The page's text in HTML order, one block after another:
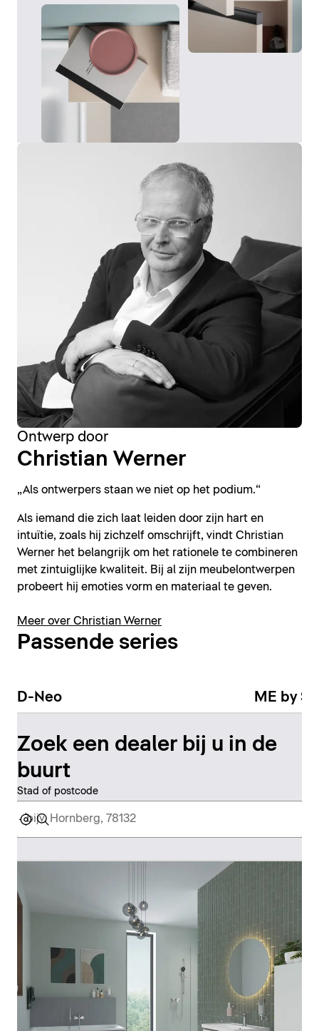
Ontwerp door
Christian Werner
„Als ontwerpers staan we niet op het podium.“
Als iemand die zich laat leiden door zijn hart en
intuïtie, zoals hij zichzelf omschrijft, vindt Christian
Werner het belangrijk om het rationele te combineren
met zintuiglijke kwaliteit. Bij al zijn meubelontwerpen
probeert hij emoties vorm en materiaal te geven.
Meer over Christian Werner
Passende series
D-Neo ME by
Zoek een dealer bij u in de
buurt
Stad of postcode